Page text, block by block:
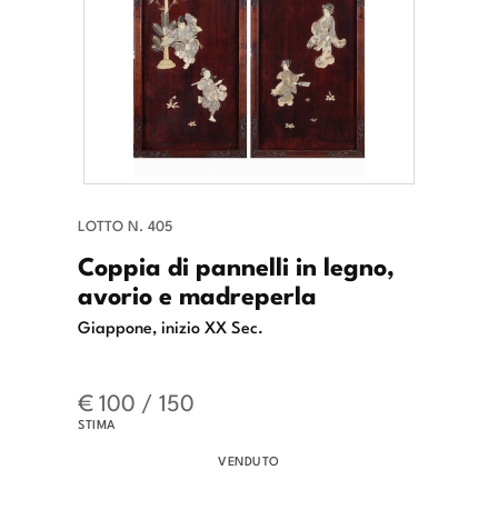
LOTTO N. 405
Coppia di pannelli in legno,
avorio e madreperla
Giappone, inizio XX Sec.
€ 100 / 150
STIMA
VENDUTO